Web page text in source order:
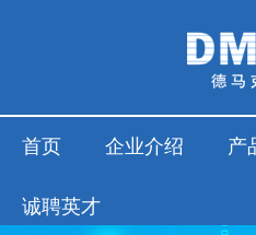
555000jc赌船(
首页 企业介绍 产
诚聘英才